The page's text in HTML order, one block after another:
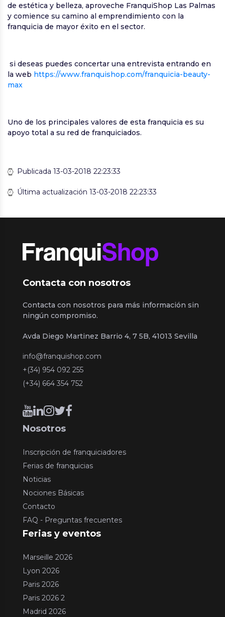
de estética y belleza, aproveche FranquiShop Las Palmas
y comience su camino al emprendimiento con la
franquicia de mayor éxito en el sector.
si deseas puedes concertar una entrevista entrando en
la web https://www.franquishop.com/franquicia-beauty-
max
Uno de los principales valores de esta franquicia es su
apoyo total a su red de franquiciados.
Publicada 13-03-2018 22:23:33
Última actualización 13-03-2018 22:23:33
Contacta con nosotros
Contacta con nosotros para más información sin
ningún compromiso.
Avda Diego Martinez Barrio 4, 7 5B, 41013 Sevilla
info@franquishop.com
+(34) 954 092 255
(+34) 664 354 752
Nosotros
Inscripción de franquiciadores
Ferias de franquicias
Noticias
Nociones Básicas
Contacto
FAQ - Preguntas frecuentes
Ferias y eventos
Marseille 2026
Lyon 2026
Paris 2026
Paris 2026 2
Madrid 2026